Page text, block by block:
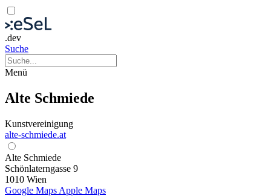
.dev
Suche
Menü
Alte Schmiede
Kunstvereinigung
alte-schmiede.at
Alte Schmiede
Schönlaterngasse 9
1010 Wien
Google Maps Apple Maps